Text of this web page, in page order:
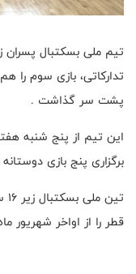
پشت سر گذاشت .
این تیم از پنج شنبه
برگزاری پنج بازی
قطر را از اواخر شهریور